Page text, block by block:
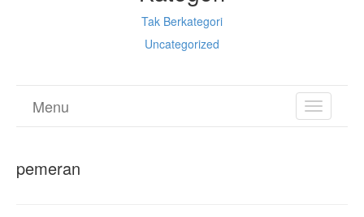
Tak Berkategori
Uncategorized
TOGGLE
Menu
pemeran